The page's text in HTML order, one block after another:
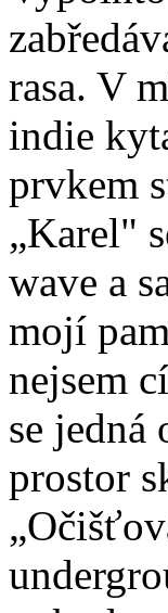
rasa. V
indie
prvkem
„Karel"
wave a
mojí
nejsem
se
prostor